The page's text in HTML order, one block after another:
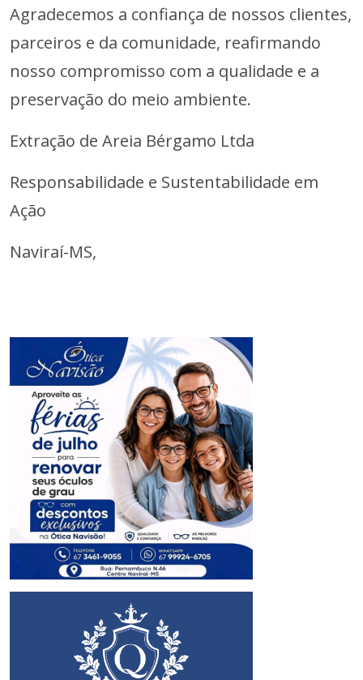
Agradecemos a confiança de nossos clientes,
parceiros e da comunidade, reafirmando
nosso compromisso com a qualidade e a
preservação do meio ambiente.
Extração de Areia Bérgamo Ltda
Responsabilidade e Sustentabilidade em
Ação
Naviraí-MS,